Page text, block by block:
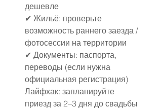
дешевле
✔ Жильё: проверьте
возможность раннего заезда /
фотосессии на территории
✔ Документы: паспорта,
переводы (если нужна
официальная регистрация)
Лайфхак: запланируйте
приезд за 2–3 дня до свадьбы